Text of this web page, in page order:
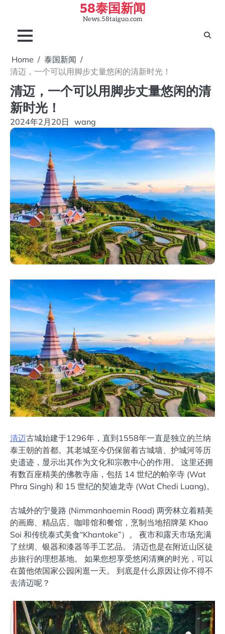
content
58泰国新闻
News.58taiguo.com
Home
泰国新闻
清迈，一个可以用脚步丈量悠闲的清新时光！
清迈，一个可以用脚步丈量悠闲的清
新时光！
2024年2月20日 wang
清迈古城始建于1296年，直到1558年一直是独立的兰纳
泰王朝的首都。其老城至今仍保留着古城墙、护城河等历
史遗迹，显示出其作为文化和宗教中心的作用。 这里还拥
有数百座精美的佛教寺庙，包括 14 世纪的帕辛寺 (Wat
Phra Singh) 和 15 世纪的契迪龙寺 (Wat Chedi Luang)。
古城外的宁曼路 (Nimmanhaemin Road) 两旁林立着精美
的画廊、精品店、咖啡馆和餐馆，烹制当地招牌菜 Khao
Soi 和传统泰式美食“Khantoke”）。 夜市和露天市场充满
了丝绸、银器和漆器等手工艺品。 清迈也是在附近山区徒
步旅行的理想基地。 如果您想享受悠闲清爽的时光，可以
在茵他侬国家公园闲逛一天。 到底是什么原因让你不得不
去清迈呢？